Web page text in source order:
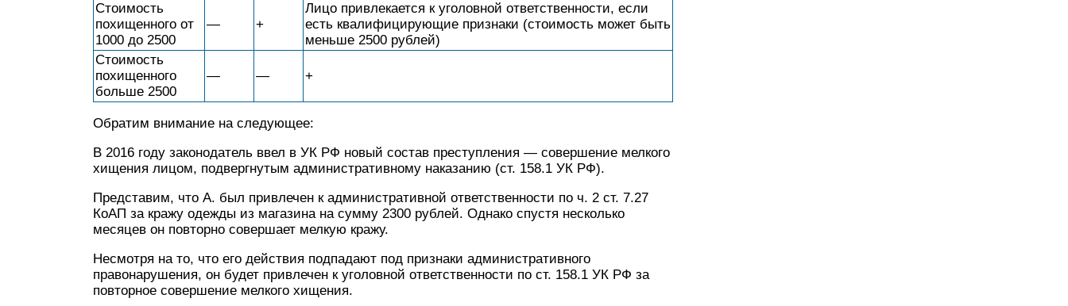
Стоимость
похищенного от
1000 до 2500
— +
Лицо привлекается к уголовной ответственности, если
есть квалифицирующие признаки (стоимость может быть
меньше 2500 рублей)
Стоимость
похищенного
больше 2500
— — +
Обратим внимание на следующее:
В 2016 году законодатель ввел в УК РФ новый состав преступления — совершение мелкого
хищения лицом, подвергнутым административному наказанию (ст. 158.1 УК РФ).
Представим, что А. был привлечен к административной ответственности по ч. 2 ст. 7.27
КоАП за кражу одежды из магазина на сумму 2300 рублей. Однако спустя несколько
месяцев он повторно совершает мелкую кражу.
Несмотря на то, что его действия подпадают под признаки административного
правонарушения, он будет привлечен к уголовной ответственности по ст. 158.1 УК РФ за
повторное совершение мелкого хищения.